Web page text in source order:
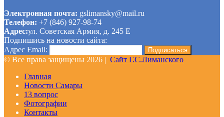
Электронная почта: gslimansky@mail.ru
Телефон: +7 (846) 927-98-74
Адрес:ул. Советская Армия, д. 245 Е
Подпишись на новости сайта:
Адрес Email:
© Все права защищены 2026 | Сайт Г.С.Лиманского
Главная
Новости Самары
13 вопрос
Фотографии
Контакты